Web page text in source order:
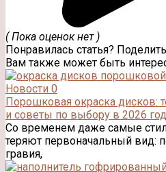
( Пока оценок нет )
Понравилась статья?
Вам также может быть
Новости 0
Порошковая окраска дисков:
и советы по выбору в 2026
Со временем даже самые
теряют первоначальный вид:
гравия,